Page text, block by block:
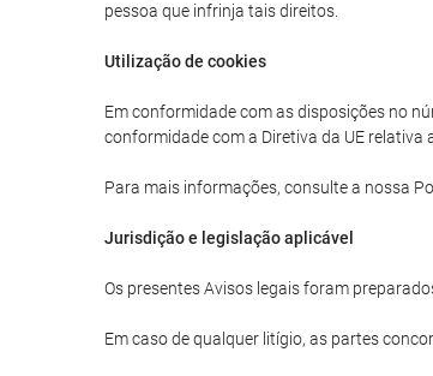
pessoa que infrinja tais direitos.
Utilização de cookies
Em conformidade com as disposições no
conformidade com a Diretiva da UE relativa
Para mais informações, consulte a nossa
Jurisdição e legislação aplicável
Os presentes Avisos legais foram
Em caso de qualquer litígio, as partes